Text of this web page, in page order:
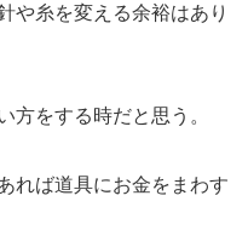
や糸を変える余裕はあり
方をする時だと思う。
れば道具にお金をまわす